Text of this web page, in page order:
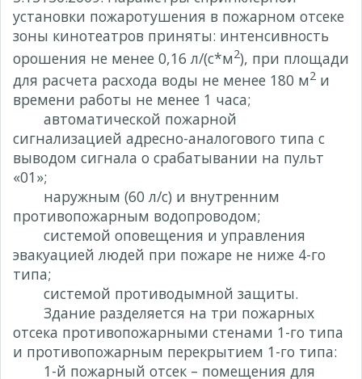
установки пожаротушения в пожарном отсеке
зоны кинотеатров приняты: интенсивность
орошения не менее 0,16 л/(с*м2), при площади
для расчета расхода воды не менее 180 м2 и
времени работы не менее 1 часа;
автоматической пожарной
сигнализацией адресно-аналогового типа с
выводом сигнала о срабатывании на пульт
«01»;
наружным (60 л/с) и внутренним
противопожарным водопроводом;
системой оповещения и управления
эвакуацией людей при пожаре не ниже 4-го
типа;
системой противодымной защиты.
Здание разделяется на три пожарных
отсека противопожарными стенами 1-го типа
и противопожарным перекрытием 1-го типа:
1-й пожарный отсек – помещения для